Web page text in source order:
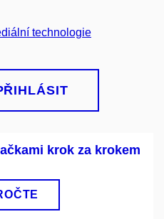
technologie
krok za krokem